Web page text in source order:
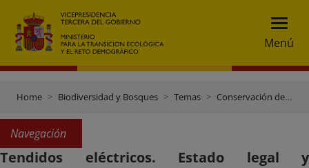
Menú
Home Biodiversidad y Bosques Temas Conservación de especies
Navegación
Tendidos eléctricos. Estado legal y